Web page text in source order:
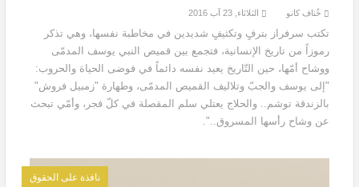
خُناف كانو الثلاثاء, 23 آب 2016
تكتب سرفراز بترفٍ وتكثيفٍ شديدين في مخاطبة نفسها، وهي تذكر
رموزاً من تاريخ الإنسانية، فتجمع بين قميص النبي يوسف المدمّى
ووشاح أمّها، حين التّاريخ يعيد نفسه دائماً في فوضى الحياة والحروب:
"إلى يوسف والجبّ وتلاليف القميص المدمّى، وطهارة "زمبيل فروش"
بالزندقة توشم.. والحلاج يعتلي سلم المقصلة في كلّ فجر، وأمّي تبحث
عن وشاح رأسها المسروق..".
نافذة على الحقوق